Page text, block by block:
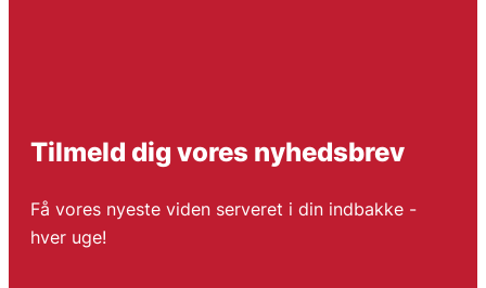
Tilmeld dig vores nyhedsbrev
Få vores nyeste viden serveret i din indbakke -
hver uge!